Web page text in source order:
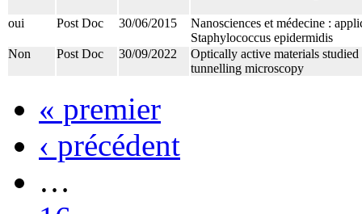
oui Post Doc 30/06/2015
Nanosciences et médecine :
Staphylococcus epidermidis
Non
Post Doc 30/09/2022
Optically active materials
tunnelling microscopy
« premier
‹ précédent
…